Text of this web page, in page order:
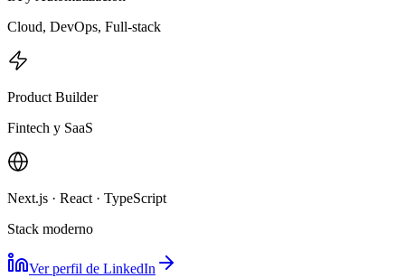
Cloud, DevOps, Full-stack
Product Builder
Fintech y SaaS
Next.js · React · TypeScript
Stack moderno
Ver perfil de LinkedIn